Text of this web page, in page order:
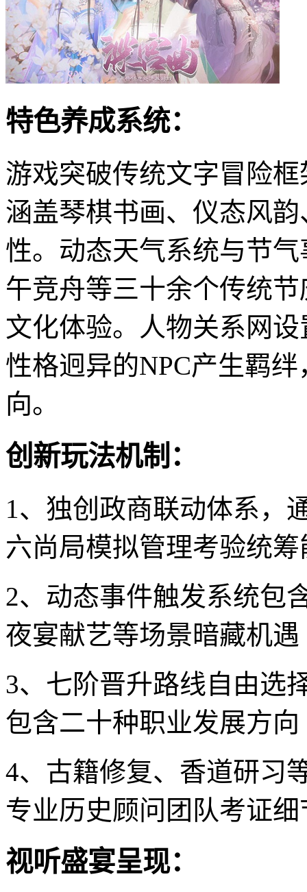
特色养成系统：
游戏突破传统文字冒险
涵盖琴棋书画、仪态风
性。动态天气系统与节
午竞舟等三十余个传统
文化体验。人物关系网
性格迥异的NPC产生羁
向。
创新玩法机制：
1、独创政商联动体系，
六尚局模拟管理考验统筹
2、动态事件触发系统包
夜宴献艺等场景暗藏机遇
3、七阶晋升路线自由选
包含二十种职业发展方向
4、古籍修复、香道研习
专业历史顾问团队考证细
视听盛宴呈现：